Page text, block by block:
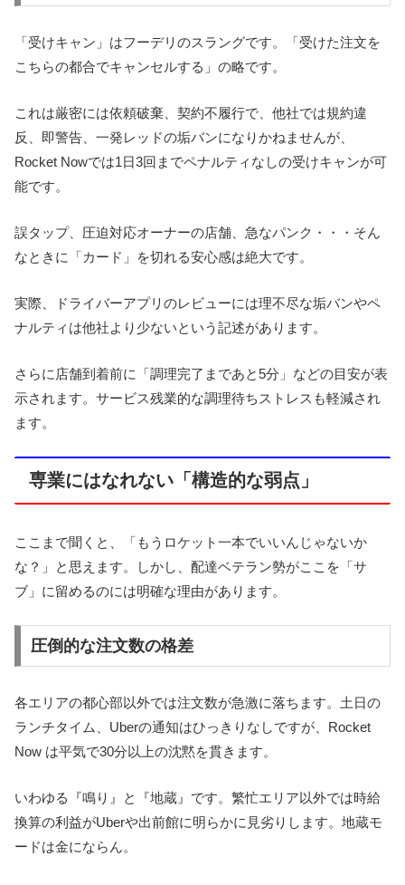
「受けキャン」はフーデリのスラングです。「受けた注文を
こちらの都合でキャンセルする」の略です。
これは厳密には依頼破棄、契約不履行で、他社では規約違
反、即警告、一発レッドの垢バンになりかねませんが、
Rocket Nowでは1日3回までペナルティなしの受けキャンが可
能です。
誤タップ、圧迫対応オーナーの店舗、急なパンク・・・そん
なときに「カード」を切れる安心感は絶大です。
実際、ドライバーアプリのレビューには理不尽な垢バンやペ
ナルティは他社より少ないという記述があります。
さらに店舗到着前に「調理完了まであと5分」などの目安が表
示されます。サービス残業的な調理待ちストレスも軽減され
ます。
専業にはなれない「構造的な弱点」
ここまで聞くと、「もうロケット一本でいいんじゃないか
な？」と思えます。しかし、配達ベテラン勢がここを「サ
ブ」に留めるのには明確な理由があります。
圧倒的な注文数の格差
各エリアの都心部以外では注文数が急激に落ちます。土日の
ランチタイム、Uberの通知はひっきりなしですが、Rocket
Now は平気で30分以上の沈黙を貫きます。
いわゆる『鳴り』と『地蔵』です。繁忙エリア以外では時給
換算の利益がUberや出前館に明らかに見劣りします。地蔵モ
ードは金にならん。